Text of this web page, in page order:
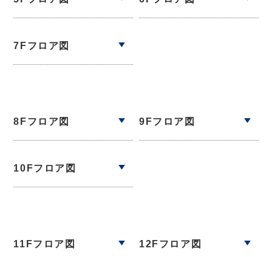
7Fフロア図
8Fフロア図 9Fフロア図
10Fフロア図
11Fフロア図 12Fフロア図